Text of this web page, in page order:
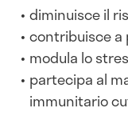
diminuisce il
contribuisce a
modula lo
partecipa al
immunitario